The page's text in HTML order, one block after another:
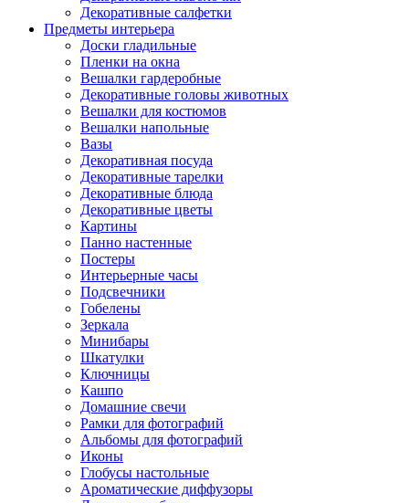
Декоративные салфетки
Предметы интерьера
Доски гладильные
Пленки на окна
Вешалки гардеробные
Декоративные головы животных
Вешалки для костюмов
Вешалки напольные
Вазы
Декоративная посуда
Декоративные тарелки
Декоративные блюда
Декоративные цветы
Картины
Панно настенные
Постеры
Интерьерные часы
Подсвечники
Гобелены
Зеркала
Минибары
Шкатулки
Ключницы
Кашпо
Домашние свечи
Рамки для фотографий
Альбомы для фотографий
Иконы
Глобусы настольные
Ароматические диффузоры